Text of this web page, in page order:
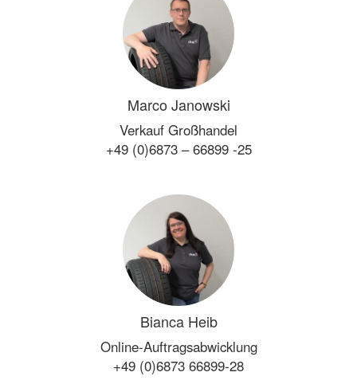
Marco Janowski
Verkauf Großhandel
+49 (0)6873 – 66899 -25
Bianca Heib
Online-Auftragsabwicklung
+49 (0)6873 66899-28